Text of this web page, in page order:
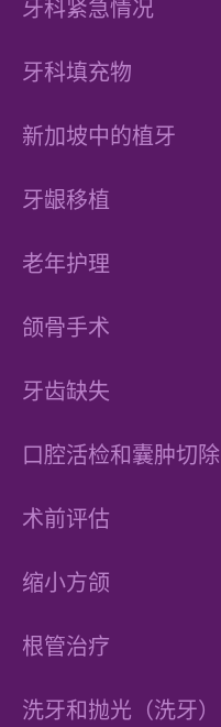
牙科紧急情况
牙科填充物
新加坡中的植牙
牙龈移植
老年护理
颌骨手术
牙齿缺失
口腔活检和囊肿切除
术前评估
缩小方颌
根管治疗
洗牙和抛光（洗牙）